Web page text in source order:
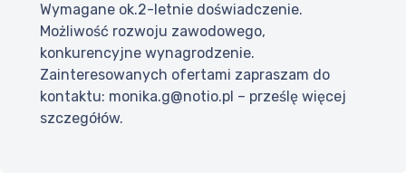
Wymagane ok.2-letnie doświadczenie.
Możliwość rozwoju zawodowego,
konkurencyjne wynagrodzenie.
Zainteresowanych ofertami zapraszam do
kontaktu: monika.g@notio.pl – prześlę więcej
szczegółów.